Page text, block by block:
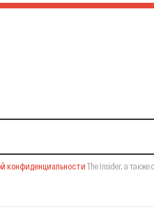
конфиденциальности The Insider, а также